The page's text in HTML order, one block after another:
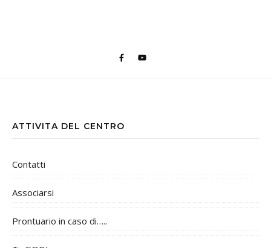
ATTIVITA DEL CENTRO
Contatti
Associarsi
Prontuario in caso di…..